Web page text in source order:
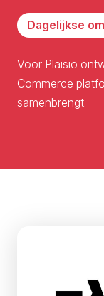
Dagelijkse
Voor Plaisio
Commerce
samenbrengt.